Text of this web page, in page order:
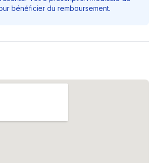
bénéficier du remboursement.